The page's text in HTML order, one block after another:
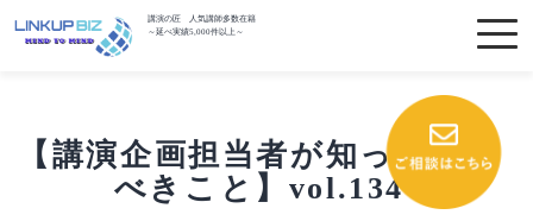
講演の匠 人気講師多数在籍
～延べ実績5,000件以上～
【講演企画担当者が知っておく
べきこと】vol.134